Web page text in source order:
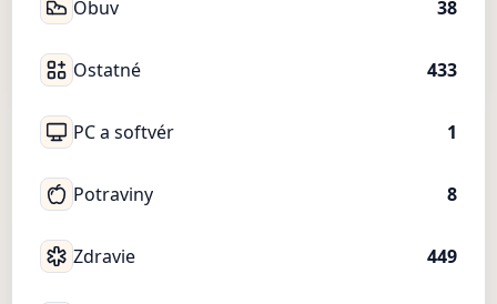
Obuv 38
Ostatné 433
PC a softvér 1
Potraviny 8
Zdravie 449